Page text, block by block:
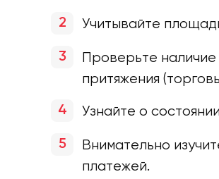
Учитывайте
Проверьте наличие
притяжения
Узнайте о
Внимательно
платежей.